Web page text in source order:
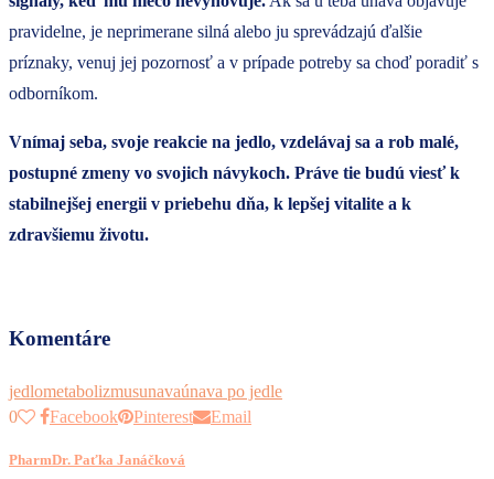
pravidelne, je neprimerane silná alebo ju sprevádzajú ďalšie
príznaky, venuj jej pozornosť a v prípade potreby sa choď poradiť s
odborníkom.
Vnímaj seba, svoje reakcie na jedlo, vzdelávaj sa a rob malé,
postupné zmeny vo svojich návykoch. Práve tie budú viesť k
stabilnejšej energii v priebehu dňa, k lepšej vitalite a k
zdravšiemu životu.
Komentáre
jedlometabolizmusunavaúnava po jedle
0
Facebook Pinterest Email
PharmDr. Paťka Janáčková